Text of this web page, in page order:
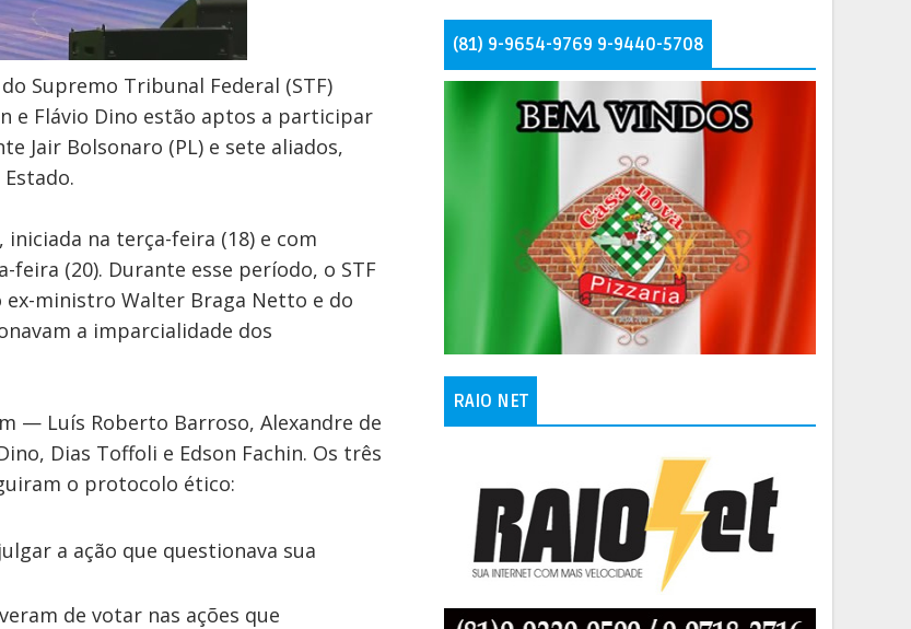
Supremo Tribunal Federal (STF)
e Flávio Dino estão aptos a participar
Jair Bolsonaro (PL) e sete aliados,
na terça-feira (18) e com
(20). Durante esse período, o STF
ex-ministro Walter Braga Netto e do
a imparcialidade dos
— Luís Roberto Barroso, Alexandre de
Dias Toffoli e Edson Fachin. Os três
o protocolo ético:
a ação que questionava sua
de votar nas ações que
(81) 9-9654-9769 9-9440-5708
RAIO NET